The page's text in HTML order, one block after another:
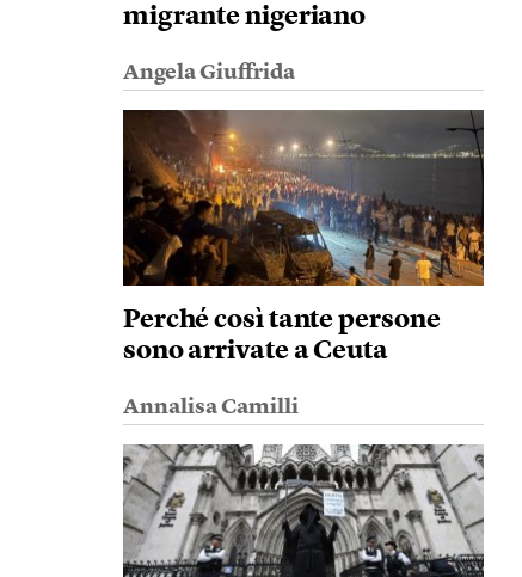
migrante nigeriano
Angela Giuffrida
Perché così tante persone
sono arrivate a Ceuta
Annalisa Camilli